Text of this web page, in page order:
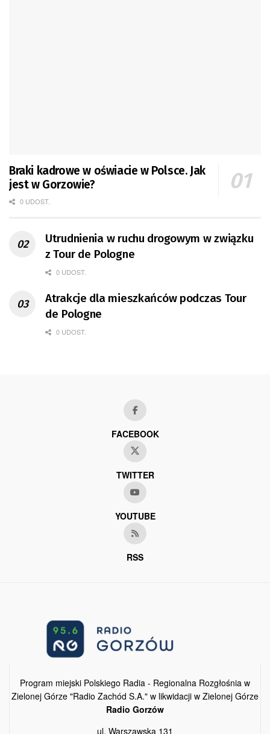
Braki kadrowe w oświacie w Polsce. Jak
jest w Gorzowie?
0 UDOST.
Utrudnienia w ruchu drogowym w związku
z Tour de Pologne
0 UDOST.
Atrakcje dla mieszkańców podczas Tour
de Pologne
0 UDOST.
FACEBOOK
TWITTER
YOUTUBE
RSS
Program miejski Polskiego Radia - Regionalna Rozgłośnia w
Zielonej Górze "Radio Zachód S.A." w likwidacji w Zielonej Górze
Radio Gorzów
ul. Warszawska 131